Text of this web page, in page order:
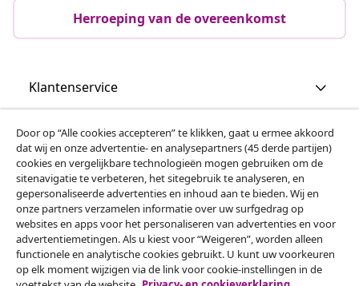
Herroeping van de overeenkomst
Klantenservice
Zakelijk
vidaXL
Ontdek meer
Door op “Alle cookies accepteren” te klikken, gaat u ermee akkoord
dat wij en onze advertentie- en analysepartners (45 derde partijen)
cookies en vergelijkbare technologieën mogen gebruiken om de
sitenavigatie te verbeteren, het sitegebruik te analyseren, en
gepersonaliseerde advertenties en inhoud aan te bieden. Wij en
onze partners verzamelen informatie over uw surfgedrag op
websites en apps voor het personaliseren van advertenties en voor
advertentiemetingen. Als u kiest voor “Weigeren”, worden alleen
functionele en analytische cookies gebruikt. U kunt uw voorkeuren
op elk moment wijzigen via de link voor cookie-instellingen in de